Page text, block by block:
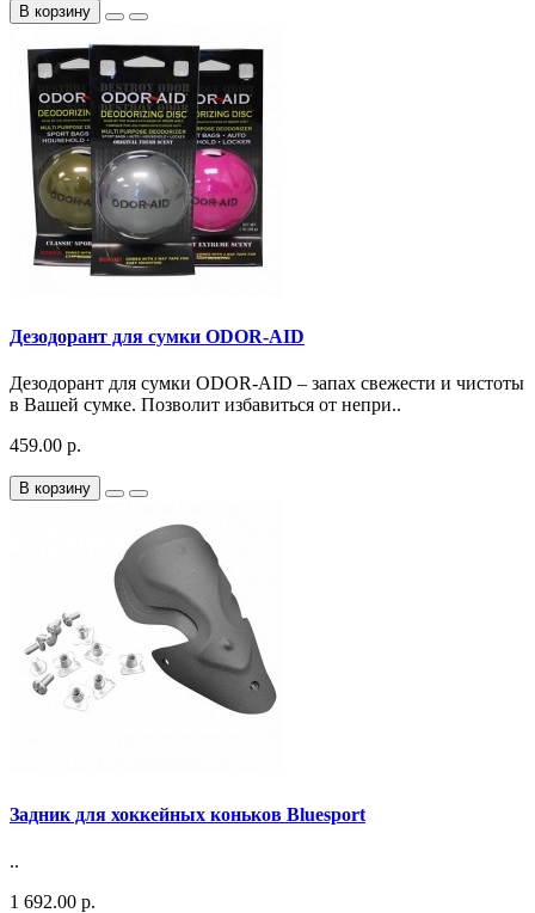
В корзину
Дезодорант для сумки ODOR-AID
Дезодорант для сумки ODOR-AID – запах свежести и чистоты
в Вашей сумке. Позволит избавиться от непри..
459.00 р.
В корзину
Задник для хоккейных коньков Bluesport
..
1 692.00 р.